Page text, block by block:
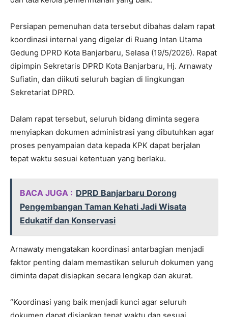
Persiapan pemenuhan data tersebut dibahas dalam rapat
koordinasi internal yang digelar di Ruang Intan Utama
Gedung DPRD Kota Banjarbaru, Selasa (19/5/2026). Rapat
dipimpin Sekretaris DPRD Kota Banjarbaru, Hj. Arnawaty
Sufiatin, dan diikuti seluruh bagian di lingkungan
Sekretariat DPRD.
Dalam rapat tersebut, seluruh bidang diminta segera
menyiapkan dokumen administrasi yang dibutuhkan agar
proses penyampaian data kepada KPK dapat berjalan
tepat waktu sesuai ketentuan yang berlaku.
BACA JUGA : DPRD Banjarbaru Dorong
Pengembangan Taman Kehati Jadi Wisata
Edukatif dan Konservasi
Arnawaty mengatakan koordinasi antarbagian menjadi
faktor penting dalam memastikan seluruh dokumen yang
diminta dapat disiapkan secara lengkap dan akurat.
“Koordinasi yang baik menjadi kunci agar seluruh
dokumen dapat disiapkan tepat waktu dan sesuai